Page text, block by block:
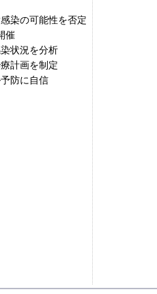
染の可能性を否定
催
状況を分析
計画を制定
防に自信